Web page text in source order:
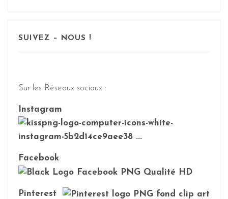
SUIVEZ – NOUS !
Sur les Réseaux sociaux :
Instagram
Facebook
Pinterest